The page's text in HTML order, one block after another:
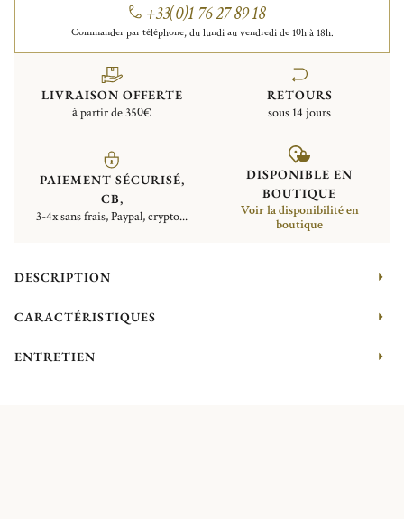
+33(0)1 76 27 89 18
Commander par téléphone, du lundi au vendredi de 10h à 18h.
LIVRAISON OFFERTE
à partir de 350€
RETOURS
sous 14 jours
PAIEMENT SÉCURISÉ,
CB,
3-4x sans frais, Paypal, crypto...
DISPONIBLE EN
BOUTIQUE
Voir la disponibilité en
boutique
DESCRIPTION
CARACTÉRISTIQUES
ENTRETIEN